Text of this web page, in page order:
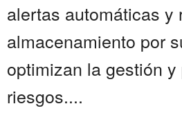
alertas automáticas y
almacenamiento por
optimizan la gestión
riesgos....